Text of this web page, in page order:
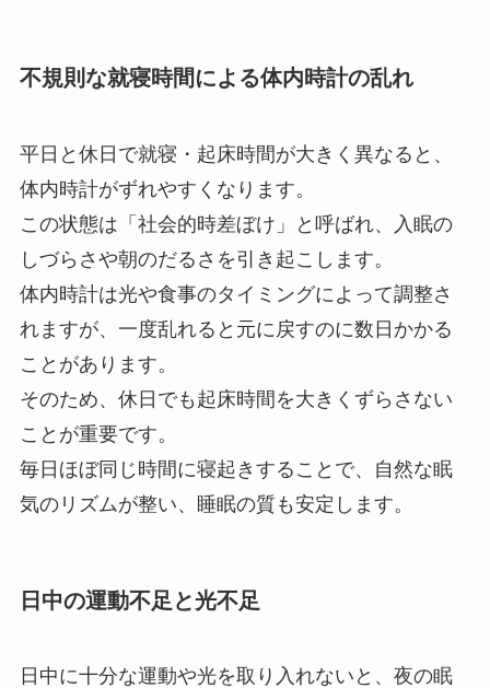
不規則な就寝時間による体内時計の乱れ
平日と休日で就寝・起床時間が大きく異なると、
体内時計がずれやすくなります。
この状態は「社会的時差ぼけ」と呼ばれ、入眠の
しづらさや朝のだるさを引き起こします。
体内時計は光や食事のタイミングによって調整さ
れますが、一度乱れると元に戻すのに数日かかる
ことがあります。
そのため、休日でも起床時間を大きくずらさない
ことが重要です。
毎日ほぼ同じ時間に寝起きすることで、自然な眠
気のリズムが整い、睡眠の質も安定します。
日中の運動不足と光不足
日中に十分な運動や光を取り入れないと、夜の眠